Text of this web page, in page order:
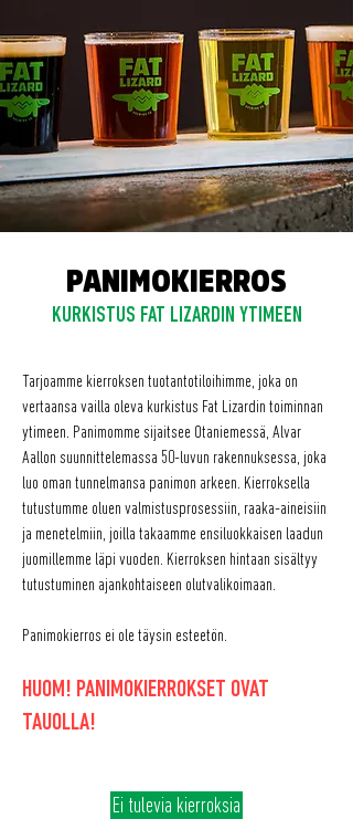
PANIMOKIERROS
KURKISTUS FAT LIZARDIN YTIMEEN
Tarjoamme kierroksen tuotantotiloihimme, joka on
vertaansa vailla oleva kurkistus Fat Lizardin toiminnan
ytimeen. Panimomme sijaitsee Otaniemessä, Alvar
Aallon suunnittelemassa 50-luvun rakennuksessa, joka
luo oman tunnelmansa panimon arkeen. Kierroksella
tutustumme oluen valmistusprosessiin, raaka-aineisiin
ja menetelmiin, joilla takaamme ensiluokkaisen laadun
juomillemme läpi vuoden. Kierroksen hintaan sisältyy
tutustuminen ajankohtaiseen olutvalikoimaan.
Panimokierros ei ole täysin esteetön.
HUOM! PANIMOKIERROKSET OVAT
TAUOLLA!
Ei tulevia kierroksia